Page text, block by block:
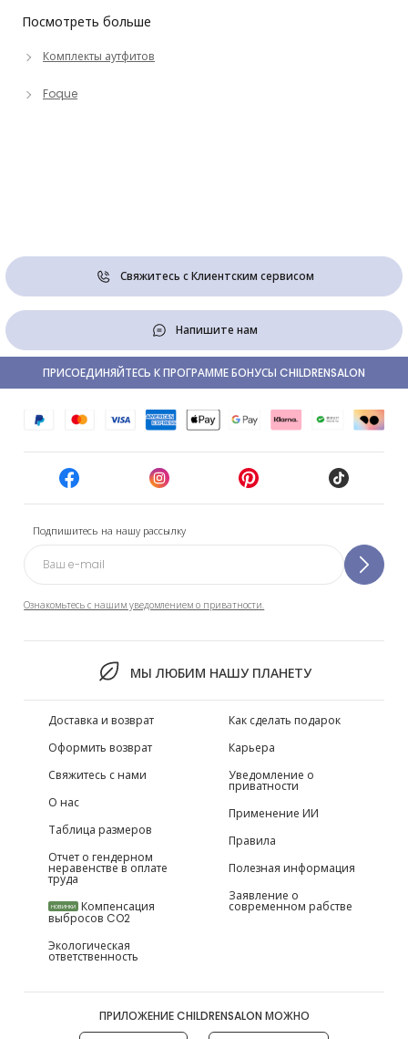
Посмотреть больше
Комплекты аутфитов
Foque
Свяжитесь с Клиентским сервисом
Напишите нам
Подпишитесь на нашу рассылку
Ознакомьтесь с нашим уведомлением о приватности.
МЫ ЛЮБИМ НАШУ ПЛАНЕТУ
ПРИСОЕДИНЯЙТЕСЬ К ПРОГРАММЕ БОНУСЫ CHILDRENSALON
Доставка и возврат
Оформить возврат
Свяжитесь с нами
О нас
Таблица размеров
Отчет о гендерном
неравенстве в оплате
труда
НОВИНКИ Компенсация
выбросов CO2
Экологическая
ответственность
Как сделать подарок
Карьера
Уведомление о
приватности
Применение ИИ
Правила
Полезная информация
Заявление о
современном рабстве
ПРИЛОЖЕНИЕ CHILDRENSALON МОЖНО